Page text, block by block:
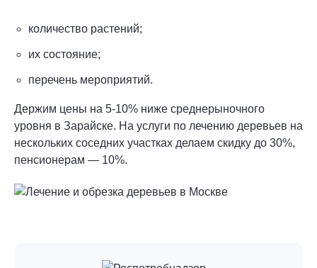
количество растений;
их состояние;
перечень мероприятий.
Держим цены на 5-10% ниже среднерыночного
уровня в Зарайске. На услуги по лечению деревьев на
нескольких соседних участках делаем скидку до 30%,
пенсионерам — 10%.